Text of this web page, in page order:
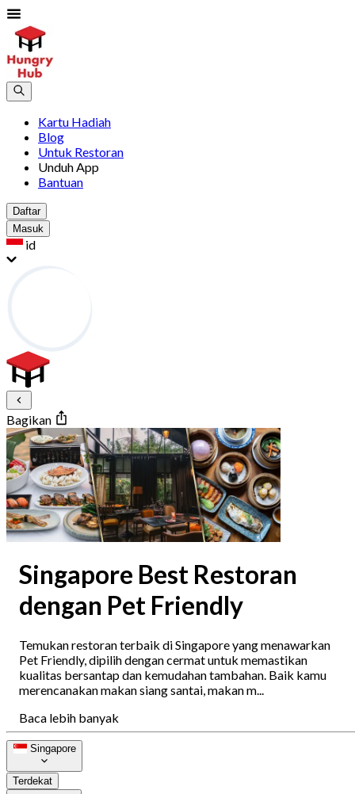
Kartu Hadiah
Blog
Untuk Restoran
Unduh App
Bantuan
Daftar
Masuk
id
Bagikan
Singapore Best Restoran
dengan Pet Friendly
Temukan restoran terbaik di Singapore yang menawarkan
Pet Friendly, dipilih dengan cermat untuk memastikan
kualitas bersantap dan kemudahan tambahan. Baik kamu
merencanakan makan siang santai, makan m...
Baca lebih banyak
Singapore
Terdekat